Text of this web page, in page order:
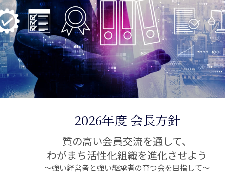
2026年度 会長方針
質の高い会員交流を通して、
わがまち活性化組織を進化させよう
～強い経営者と強い継承者の育つ会を目指して～